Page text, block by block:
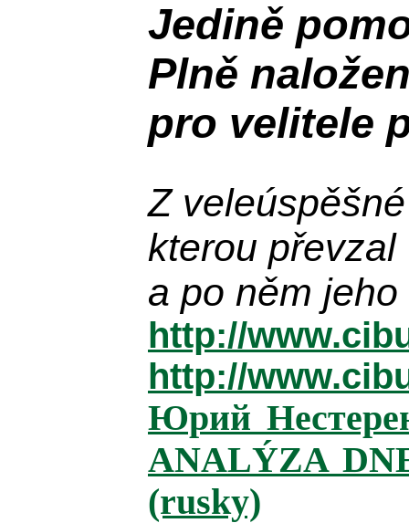
Jedině
Plně n
pro velitele
Zveleúspěšné
kterou převzal
a po něm
http://
http://
Юрий
ANALÝZA
(rusky)